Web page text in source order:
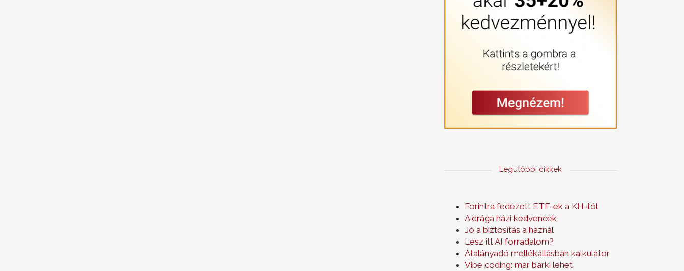
Legutóbbi cikkek
Forintra fedezett ETF-ek a KH-tól
A drága házi kedvencek
Jó a biztosítás a háznál
Lesz itt AI forradalom?
Átalányadó mellékállásban kalkulátor
Vibe coding: már bárki lehet